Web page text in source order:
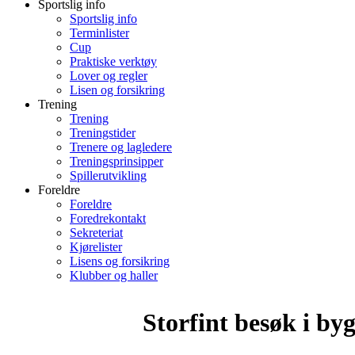
Sportslig info
Sportslig info
Terminlister
Cup
Praktiske verktøy
Lover og regler
Lisen og forsikring
Trening
Trening
Treningstider
Trenere og lagledere
Treningsprinsipper
Spillerutvikling
Foreldre
Foreldre
Foredrekontakt
Sekreteriat
Kjørelister
Lisens og forsikring
Klubber og haller
Storfint besøk i